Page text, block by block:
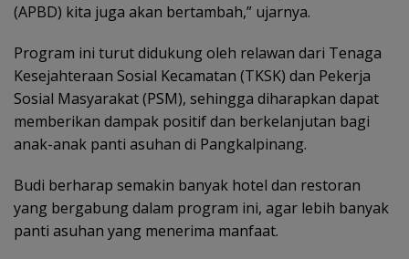
(APBD) kita juga akan bertambah,” ujarnya.
Program ini turut didukung oleh relawan dari Tenaga
Kesejahteraan Sosial Kecamatan (TKSK) dan Pekerja
Sosial Masyarakat (PSM), sehingga diharapkan dapat
memberikan dampak positif dan berkelanjutan bagi
anak-anak panti asuhan di Pangkalpinang.
Budi berharap semakin banyak hotel dan restoran
yang bergabung dalam program ini, agar lebih banyak
panti asuhan yang menerima manfaat.